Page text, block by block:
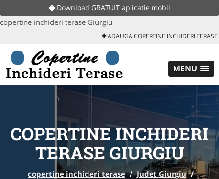
Download GRATUIT aplicatie mobil
copertine inchideri terase Giurgiu
ADAUGA COPERTINE INCHIDERI TERASE
MENU
COPERTINE INCHIDERI
TERASE GIURGIU
copertine inchideri terase / Judet Giurgiu /